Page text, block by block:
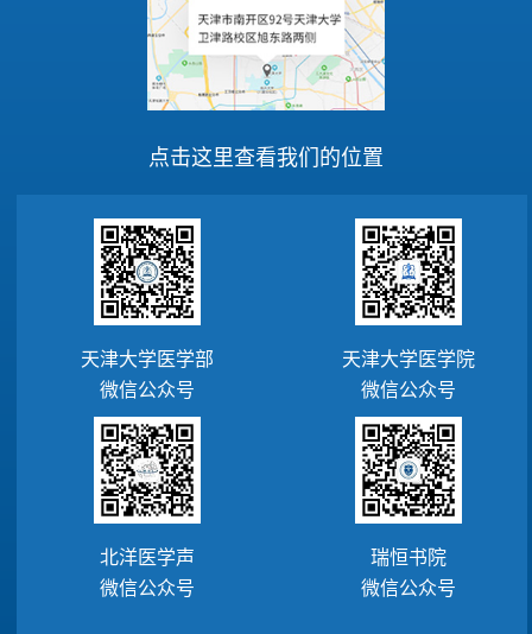
点击这里查看我们的位置
天津大学医学部
微信公众号
天津大学医学院
微信公众号
北洋医学声
微信公众号
瑞恒书院
微信公众号